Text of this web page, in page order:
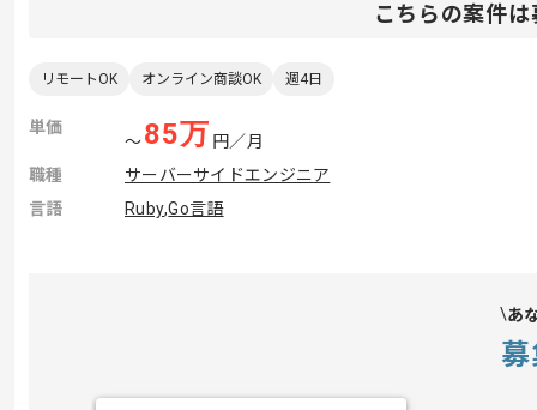
こちらの案件
リモートOK オンライン商談OK 週4日
単価
〜85万 円／月
職種
サーバーサイドエンジニア
言語
Ruby,Go言語
あ